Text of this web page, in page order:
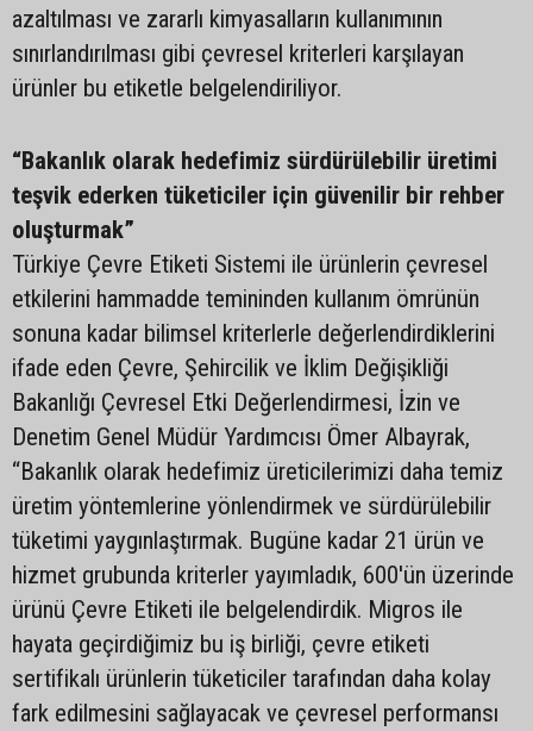
azaltılması ve zararlı kimyasalların kullanımının
sınırlandırılması gibi çevresel kriterleri karşılayan
ürünler bu etiketle belgelendiriliyor.
“Bakanlık olarak hedefimiz sürdürülebilir üretimi
teşvik ederken tüketiciler için güvenilir bir rehber
oluşturmak”
Türkiye Çevre Etiketi Sistemi ile ürünlerin çevresel
etkilerini hammadde temininden kullanım ömrünün
sonuna kadar bilimsel kriterlerle değerlendirdiklerini
ifade eden Çevre, Şehircilik ve İklim Değişikliği
Bakanlığı Çevresel Etki Değerlendirmesi, İzin ve
Denetim Genel Müdür Yardımcısı Ömer Albayrak,
“Bakanlık olarak hedefimiz üreticilerimizi daha temiz
üretim yöntemlerine yönlendirmek ve sürdürülebilir
tüketimi yaygınlaştırmak. Bugüne kadar 21 ürün ve
hizmet grubunda kriterler yayımladık, 600'ün üzerinde
ürünü Çevre Etiketi ile belgelendirdik. Migros ile
hayata geçirdiğimiz bu iş birliği, çevre etiketi
sertifikalı ürünlerin tüketiciler tarafından daha kolay
fark edilmesini sağlayacak ve çevresel performansı